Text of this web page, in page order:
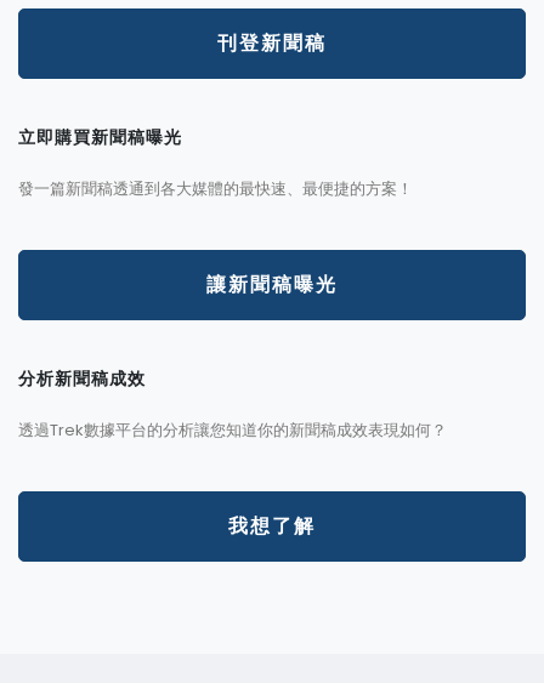
刊登新聞稿
立即購買新聞稿曝光
發一篇新聞稿透通到各大媒體的最快速、最便捷的方案！
讓新聞稿曝光
分析新聞稿成效
透過Trek數據平台的分析讓您知道你的新聞稿成效表現如何？
我想了解